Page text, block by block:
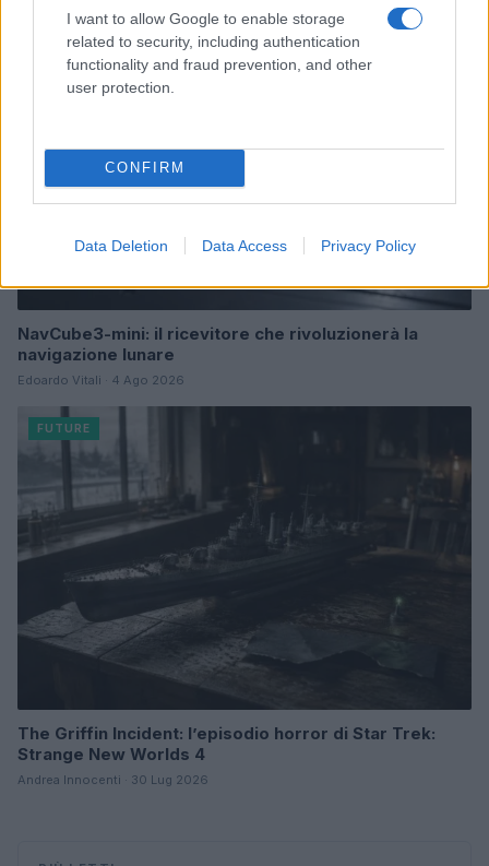
I want to allow Google to enable storage
related to security, including authentication
functionality and fraud prevention, and other
user protection.
CONFIRM
Data Deletion Data Access Privacy Policy
NavCube3-mini: il ricevitore che rivoluzionerà la
navigazione lunare
Edoardo Vitali · 4 Ago 2026
FUTURE
The Griffin Incident: l’episodio horror di Star Trek:
Strange New Worlds 4
Andrea Innocenti · 30 Lug 2026